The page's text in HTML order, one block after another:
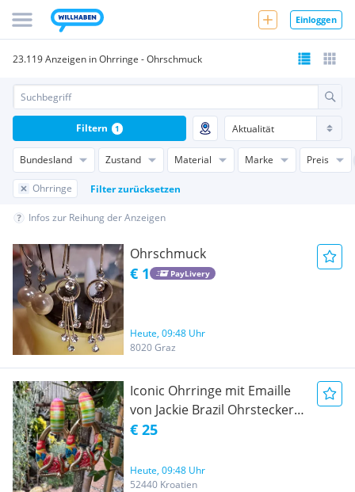
Einloggen
23.119 Anzeigen in Ohrringe - Ohrschmuck
Bundesland Zustand Material Marke Preis
Ohrringe Filter zurücksetzen
Filtern 1
Infos zur Reihung der Anzeigen
Ohrschmuck
€ 1 PayLivery
Heute, 09:48 Uhr
8020 Graz
Iconic Ohrringe mit Emaille
von Jackie Brazil Ohrstecker
Transformer
€ 25
Heute, 09:48 Uhr
52440 Kroatien